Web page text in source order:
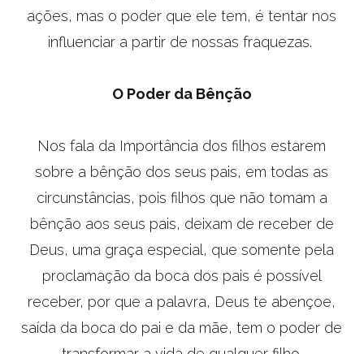
ações, mas o poder que ele tem, é tentar nos
influenciar a partir de nossas fraquezas.
O Poder da Bênção
Nos fala da Importância dos filhos estarem
sobre a bênção dos seus pais, em todas as
circunstâncias, pois filhos que não tomam a
bênção aos seus pais, deixam de receber de
Deus, uma graça especial, que somente pela
proclamação da boca dos pais é possível
receber, por que a palavra, Deus te abençoe,
saída da boca do pai e da mãe, tem o poder de